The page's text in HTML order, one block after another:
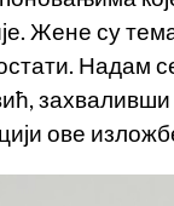
Жене су
Надам
ове